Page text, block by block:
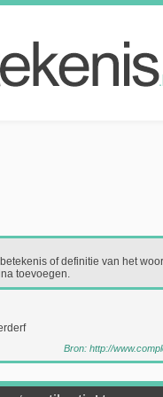
of definitie van het
toevoegen.
Bron: http://